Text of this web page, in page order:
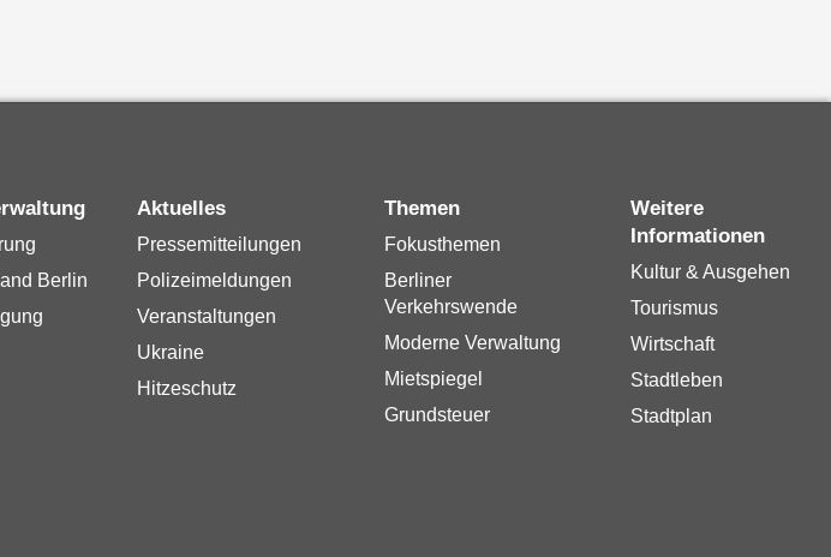
Berlin
Aktuelles
Pressemitteilungen
Polizeimeldungen
Veranstaltungen
Ukraine
Hitzeschutz
Themen
Fokusthemen
Berliner
Verkehrswende
Moderne Verwaltung
Mietspiegel
Grundsteuer
Weitere
Informationen
Kultur & Ausgehen
Tourismus
Wirtschaft
Stadtleben
Stadtplan